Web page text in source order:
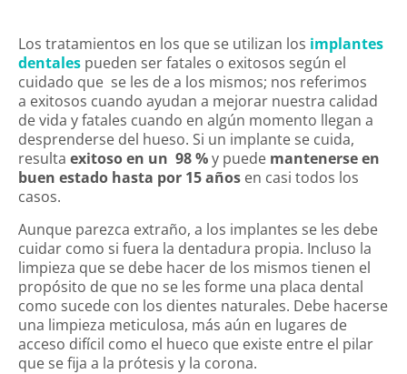
Los tratamientos en los que se utilizan los implantes
dentales pueden ser fatales o exitosos según el
cuidado que se les de a los mismos; nos referimos
a exitosos cuando ayudan a mejorar nuestra calidad
de vida y fatales cuando en algún momento llegan a
desprenderse del hueso. Si un implante se cuida,
resulta exitoso en un 98 %y puede mantenerse en
buen estado hasta por 15 años en casi todos los
casos.
Aunque parezca extraño, a los implantes se les debe
cuidar como si fuera la dentadura propia. Incluso la
limpieza que se debe hacer de los mismos tienen el
propósito de que no se les forme una placa dental
como sucede con los dientes naturales. Debe hacerse
una limpieza meticulosa, más aún en lugares de
acceso difícil como el hueco que existe entre el pilar
que se fija a la prótesis y la corona.